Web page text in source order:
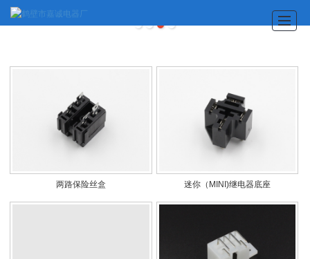
公司介绍
联系我们
两路保险丝盒 迷你（MINI)继电器底座